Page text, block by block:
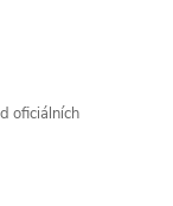
oficiálních